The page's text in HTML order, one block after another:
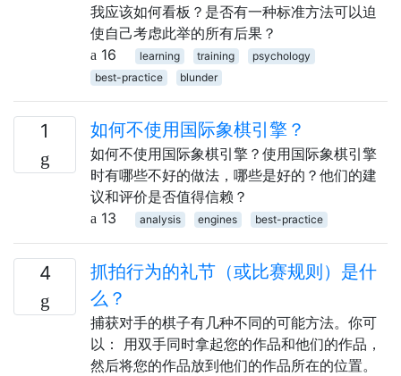
我应该如何看板？是否有一种标准方法可以迫
使自己考虑此举的所有后果？
16
learning training
psychology
best-practice
blunder
1 如何不使用国际象棋引擎？
如何不使用国际象棋引擎？使用国际象棋引擎
时有哪些不好的做法，哪些是好的？他们的建
议和评价是否值得信赖？
13
analysis engines best-practice
4
抓拍行为的礼节（或比赛规则）是什
么？
捕获对手的棋子有几种不同的可能方法。你可
以： 用双手同时拿起您的作品和他们的作品，
然后将您的作品放到他们的作品所在的位置。